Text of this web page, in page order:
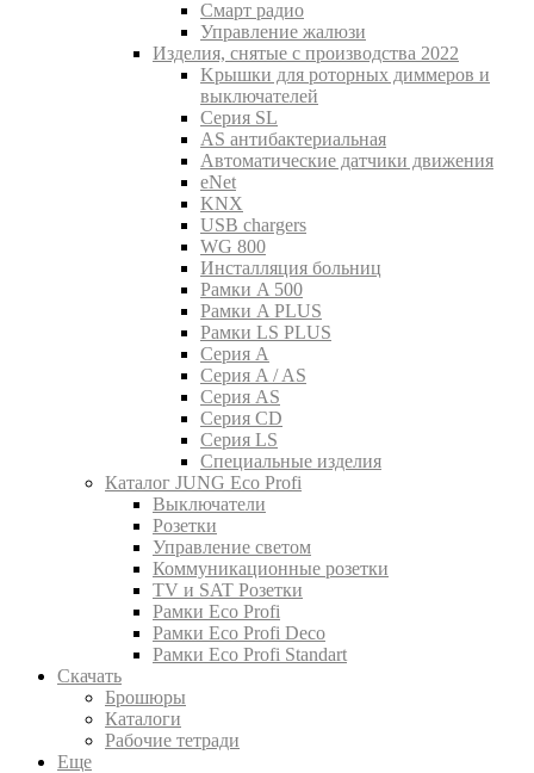
Смарт радио
Управление жалюзи
Изделия, снятые с производства 2022
Kрышки для роторных диммеров и
выключателей
Серия SL
AS антибактериальная
Aвтоматические датчики движения
eNet
KNX
USB chargers
WG 800
Инсталляция больниц
Рамки A 500
Рамки A PLUS
Рамки LS PLUS
Серия A
Серия A / AS
Серия AS
Серия CD
Серия LS
Специальные изделия
Каталог JUNG Eco Profi
Выключатели
Розетки
Управление светом
Коммуникационные розетки
TV и SAT Розетки
Рамки Eco Profi
Рамки Eco Profi Deco
Рамки Eco Profi Standart
Скачать
Брошюры
Каталоги
Рабочие тетради
Еще